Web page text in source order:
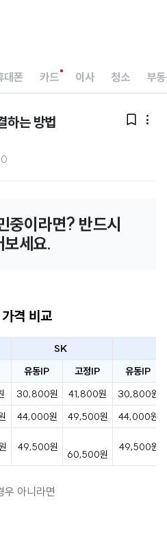
대폰 카드 이사 청소 부
하는 방법  
0
중이라면? 반드시
보세요.
격 비교
SK
유동IP 고정IP
유동IP
30,800원 41,800원
30,800원
44,000원 49,500원 44,000원
49,500원
60,500원
49,500원
우 아니라면